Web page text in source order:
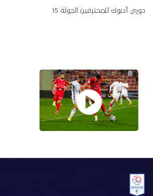
دوري أدنوك للمحترفين الجولة 15